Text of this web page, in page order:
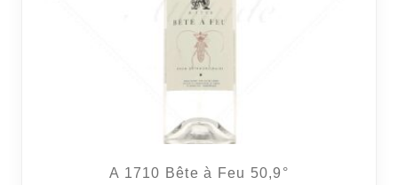
A 1710 Bête à Feu 50,9°